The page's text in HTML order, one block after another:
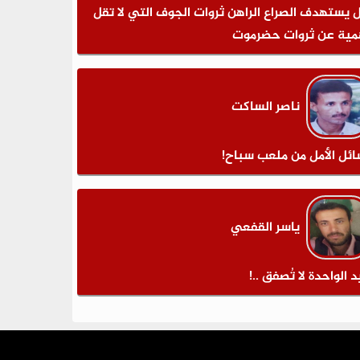
يستهدف الصراع الراهن ثروات الجوف التي لا تقل
عن ثروات حضرموت
ناصر الساكت
الأمل من ملعب سباح!
ياسر القفعي
الواحدة لا تُصفق ..!